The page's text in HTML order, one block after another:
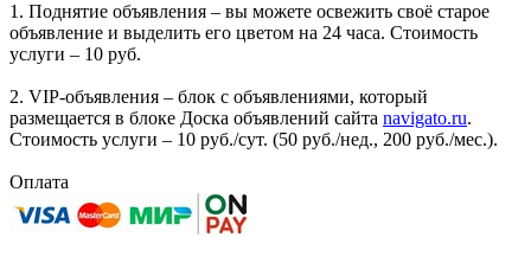
1. Поднятие объявления – вы можете освежить своё старое
объявление и выделить его цветом на 24 часа. Стоимость
услуги – 10 руб.
2. VIP-объявления – блок с объявлениями, который
размещается в блоке Доска объявлений сайта navigato.ru.
Стоимость услуги – 10 руб./сут. (50 руб./нед., 200 руб./мес.).
Оплата